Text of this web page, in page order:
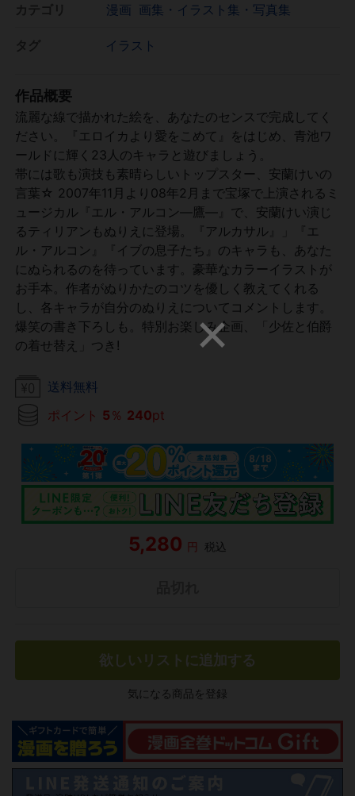
漫画 画集・イラスト集・写真集
イラスト
作品概要
流麗な線で描かれた絵を、あなたのセンスで完成してく
ださい。『エロイカより愛をこめて』をはじめ、青池ワ
ールドに輝く23人のキャラと遊びましょう。
帯には歌も演技も素晴らしいトップスター、安蘭けいの
言葉☆ 2007年11月より08年2月まで宝塚で上演されるミ
ュージカル『エル・アルコン―鷹―』で、安蘭けい演じ
るティリアンもぬりえに登場。『アルカサル』」『エ
ル・アルコン』『イブの息子たち』のキャラも、あなた
にぬられるのを待っています。豪華なカラーイラストが
お手本。作者がぬりかたのコツを優しく教えてくれる
し、各キャラが自分のぬりえについてコメントします。
爆笑の書き下ろしも。特別お楽しみ企画、「少佐と伯爵
の着せ替え」つき!
送料無料
ポイント 5 ％ 240pt
5,280 円 税込
欲しいリストに追加する
気になる商品を登録